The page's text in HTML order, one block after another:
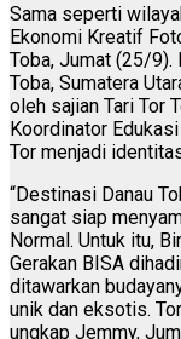
Sama seperti
Ekonomi Kreatif
Toba, Jumat (25/9).
Toba, Sumatera
oleh sajian Tari Tor
Koordinator
Tor menjadi
“Destinasi Danau
sangat siap
Normal. Untuk itu,
Gerakan BISA
ditawarkan
unik dan eksotis.
ungkap Jemmy,